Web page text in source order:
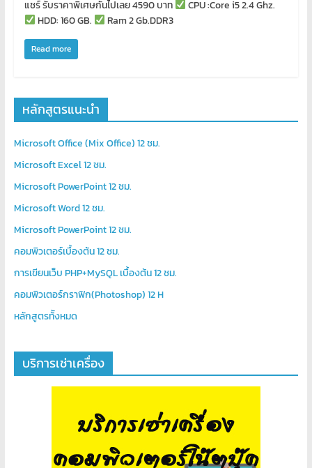
โอส
จด
โดเมน
สอน
เว็บ
พัฒนา
เว็บ
ทำ
จด
โดเมน
เช่า
สต์
ราคา
ถูก
รับ
เขียน
ตาม
สั่ง
แชร์ รับราคาพิเศษกันไปเลย 4590 บาท
CPU :Core i5 2.4 Ghz.
HDD: 160 GB.
Ram 2 Gb.DDR3
Read more
หลักสูตรแนะนำ
Microsoft Office (Mix Office) 12 ชม.
Microsoft Excel 12 ชม.
Microsoft PowerPoint 12 ชม.
Microsoft Word 12 ชม.
Microsoft PowerPoint 12 ชม.
คอมพิวเตอร์เบื้องต้น 12 ชม.
การเขียนเว็บ PHP+MySQL เบื้องต้น 12 ชม.
คอมพิวเตอร์กราฟิก(Photoshop) 12 H
หลักสูตรท้ังหมด
บริการเช่าเครื่อง